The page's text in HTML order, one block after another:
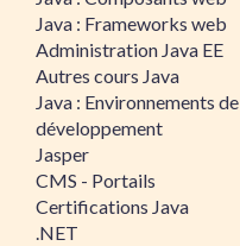
Java : Frameworks web
Administration Java EE
Autres cours Java
Java : Environnements de
développement
Jasper
CMS - Portails
Certifications Java
.NET